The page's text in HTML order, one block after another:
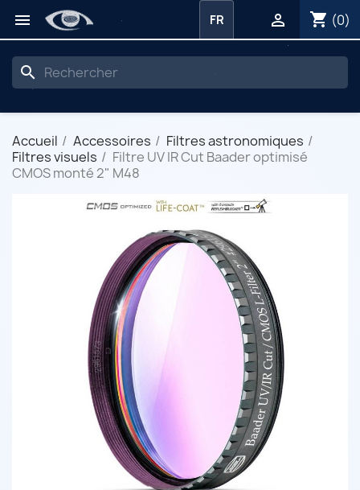
 shopping_cart (0)

FR
search
Accueil Accessoires
Filtres astronomiques
Filtres visuels
Filtre UV IR Cut Baader optimisé
CMOS monté 2" M48